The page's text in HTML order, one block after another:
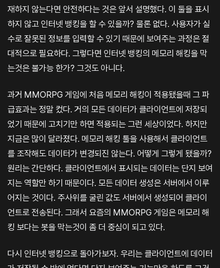
재하지 않는다면 안전하다는 것은 앞서 설명했다. 이 둘을 표시
하지 않고 인터넷 뱅킹을 할 수 있을까? 물론 없다. 사용자가 실
수로 잘못된 정보를 입력할 수 있기 때문에 보여주는 과정은 절
대적으로 필요하다. 그렇다면 인터넷 뱅킹의 메모리 해킹을 막
는것은 불가능 한가? 그것도 아니다.
과거 MMORPG 게임에 처음 메모리 해킹이 적용됐을때 그 파
급효과는 정말 컸다. 거의 모든 데이터가 클라이언트에 저장되
었기 때문에 고치기만 하면 적용되는 그런 세상이었다. 하지만
지금은 많이 달라졌다. 메모리 해킹 툴을 사용해서 클라이언트
를 조작해도 데이터가 변경되진 않는다. 어떻게 그렇게 됐을까?
원리는 간단하다. 클라이언트에서 표시되는 데이터는 단지 보여
지는 역할만 하기 때문이다. 모든 데이터 생성은 서버에서 이루
어지는 것이다. 주사위를 굴린 값도 서버에서 생성되어 클라이
언트로 전송된다. 그래서 요즘의 MMORPG 게임은 메모리 해
킹 보다는 봇을 막는것이 좀 더 중심이 되고 있다.
다시 인터넷 뱅킹으로 돌아가보자. 우리는 클라이언트에 데이터